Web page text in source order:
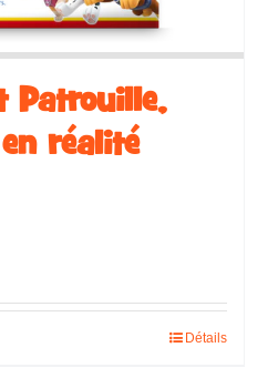
Patrouille,
réalité
Détails